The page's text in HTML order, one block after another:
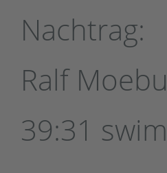
Nachtrag:
Ralf
39:31